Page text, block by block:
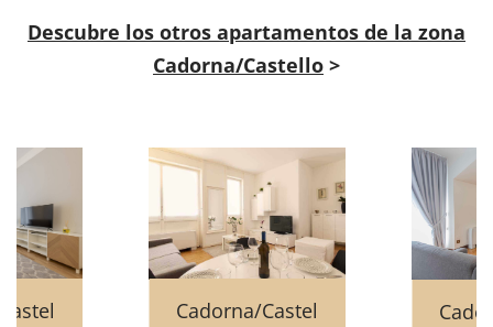
Descubre los otros apartamentos de la zona
Cadorna/Castello >
Cadorna/Castel